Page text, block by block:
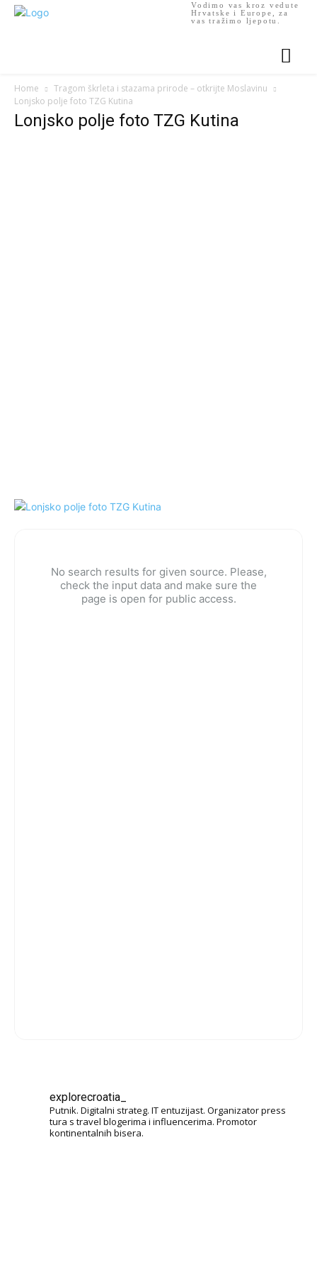
Vodimo vas kroz vedute
Hrvatske i Europe, za
vas tražimo ljepotu.
Home
Tragom škrleta i stazama prirode – otkrijte Moslavinu
Lonjsko polje foto TZG Kutina
Lonjsko polje foto TZG Kutina
No search results for given source. Please,
check the input data and make sure the
page is open for public access.
explorecroatia_
Putnik. Digitalni strateg. IT entuzijast. Organizator press
tura s travel blogerima i influencerima. Promotor
kontinentalnih bisera.